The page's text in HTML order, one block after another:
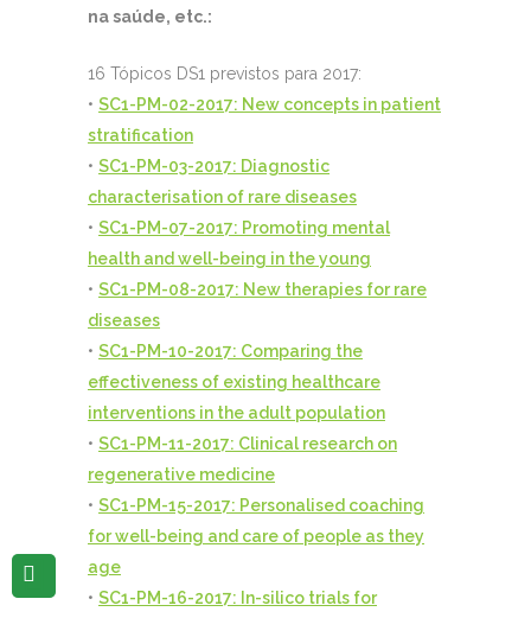
na saúde, etc.:
16 Tópicos DS1 previstos para 2017:
• SC1-PM-02-2017: New concepts in patient
stratification
• SC1-PM-03-2017: Diagnostic
characterisation of rare diseases
• SC1-PM-07-2017: Promoting mental
health and well-being in the young
• SC1-PM-08-2017: New therapies for rare
diseases
• SC1-PM-10-2017: Comparing the
effectiveness of existing healthcare
interventions in the adult population
• SC1-PM-11-2017: Clinical research on
regenerative medicine
• SC1-PM-15-2017: Personalised coaching
for well-being and care of people as they
age
• SC1-PM-16-2017: In-silico trials for